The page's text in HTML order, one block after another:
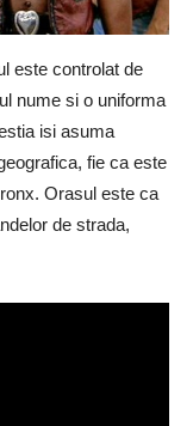
este controlat de
nume si o uniforma
isi asuma
fie ca este
Orasul este ca
de strada,